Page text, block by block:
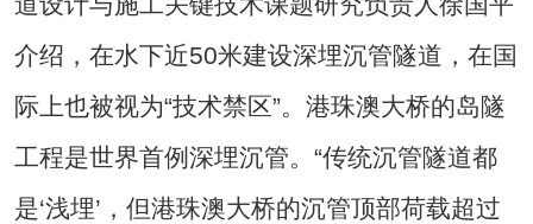
介绍，在水下近50米建设深埋沉管隧道，在国
际上也被视为“技术禁区”。港珠澳大桥的岛隧
工程是世界首例深埋沉管。“传统沉管隧道都
是‘浅埋’，但港珠澳大桥的沉管顶部荷载超过